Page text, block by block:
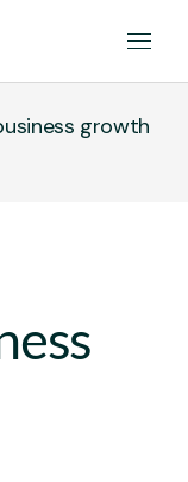
growth